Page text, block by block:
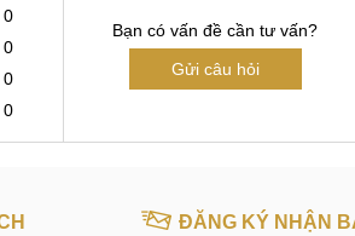
0
0
0
0
Bạn có vấn đề cần tư vấn?
Gửi câu hỏi
ĐĂNG KÝ NHẬN